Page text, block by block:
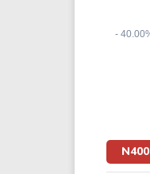
N400